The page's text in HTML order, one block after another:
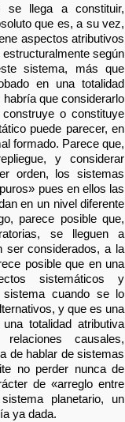
se llega a constituir,
que es, a su vez,
aspectos atributivos
según
sistema, más que
en una totalidad
que considerarlo
o constituye
puede parecer, en
formado. Parece que,
y considerar
orden, los sistemas
pues en ellos las
en un nivel diferente
parece posible que,
se lleguen a
ser considerados, a la
posible que en una
sistemáticos y
cuando se lo
y que es una
totalidad atributiva
causales,
de hablar de sistemas
no perder nunca de
de «arreglo entre
planetario, un
ya dada.